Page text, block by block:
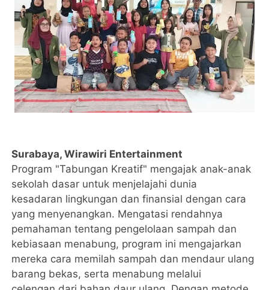
Surabaya, Wirawiri Entertainment
Program "Tabungan Kreatif" mengajak anak-anak
sekolah dasar untuk menjelajahi dunia
kesadaran lingkungan dan finansial dengan cara
yang menyenangkan. Mengatasi rendahnya
pemahaman tentang pengelolaan sampah dan
kebiasaan menabung, program ini mengajarkan
mereka cara memilah sampah dan mendaur ulang
barang bekas, serta menabung melalui